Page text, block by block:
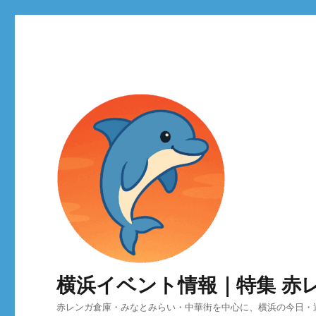
横浜イベント情報｜特集 赤
赤レンガ倉庫・みなとみらい・中華街を中心に、横浜の今日・